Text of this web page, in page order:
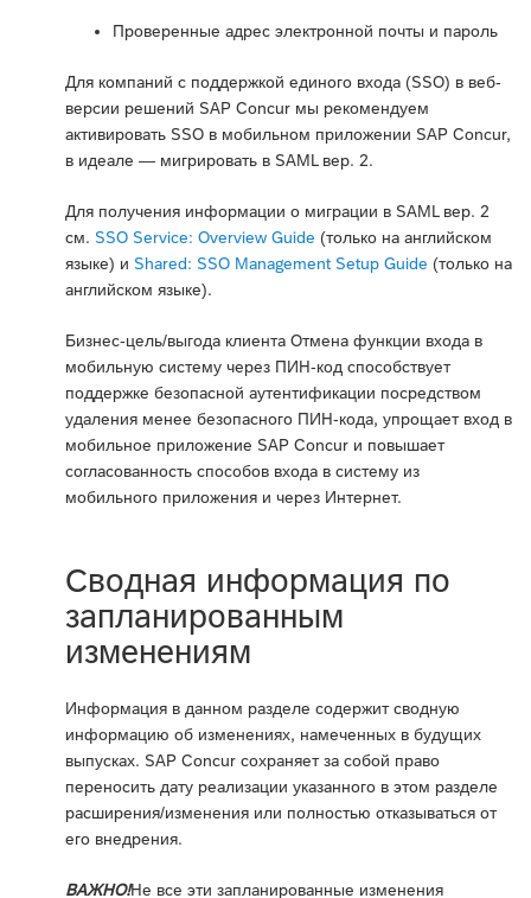
Проверенные адрес электронной почты и пароль
Для компаний с поддержкой единого входа (SSO) в веб-
версии решений SAP Concur мы рекомендуем
активировать SSO в мобильном приложении SAP Concur,
в идеале — мигрировать в SAML вер. 2.
Для получения информации о миграции в SAML вер. 2
см. SSO Service: Overview Guide (только на английском
языке) и Shared: SSO Management Setup Guide (только на
английском языке).
Бизнес-цель/выгода клиента Отмена функции входа в
мобильную систему через ПИН-код способствует
поддержке безопасной аутентификации посредством
удаления менее безопасного ПИН-кода, упрощает вход в
мобильное приложение SAP Concur и повышает
согласованность способов входа в систему из
мобильного приложения и через Интернет.
Сводная информация по
запланированным
изменениям
Информация в данном разделе содержит сводную
информацию об изменениях, намеченных в будущих
выпусках. SAP Concur сохраняет за собой право
переносить дату реализации указанного в этом разделе
расширения/изменения или полностью отказываться от
его внедрения.
ВАЖНО!Не все эти запланированные изменения